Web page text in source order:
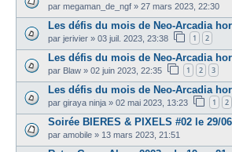
par megaman_de_ngf » 27 mars 2023, 22:30
Les défis du mois de Neo-Arcadia
par jerivier » 03 juil. 2023, 23:38 1 2
Les défis du mois de Neo-Arcadia
par Blaw » 02 juin 2023, 22:35 1 2 3
Les défis du mois de Neo-Arcadia
par giraya ninja » 02 mai 2023, 13:23 1 2
Soirée BIERES & PIXELS #02 le 29/
par amobile » 13 mars 2023, 21:51